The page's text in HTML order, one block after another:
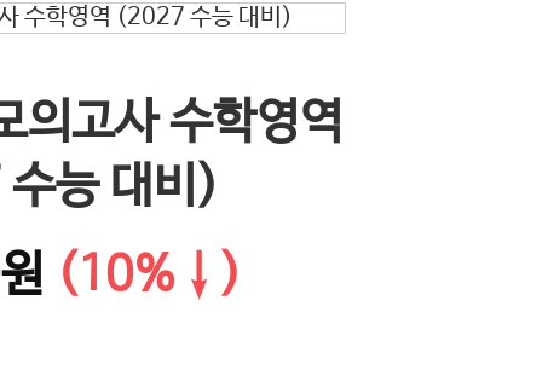
의고사 수학영역
능 대비)
(10%↓)